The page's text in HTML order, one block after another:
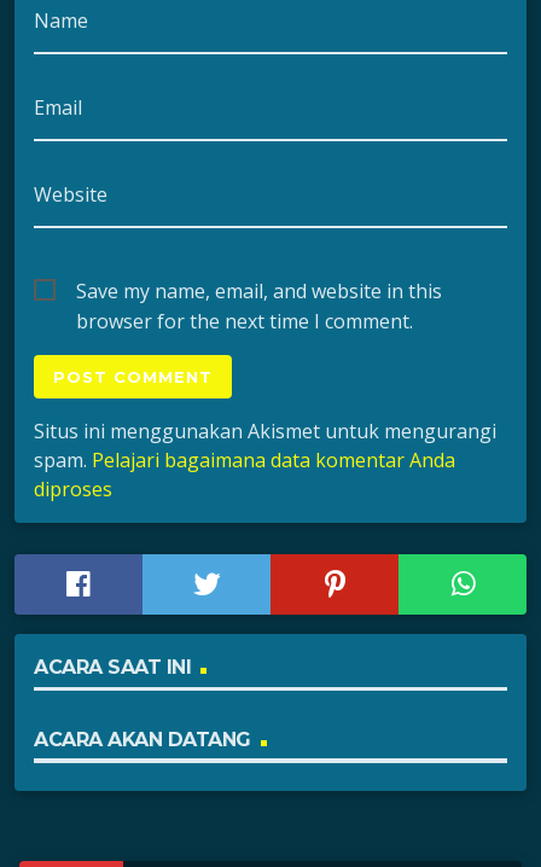
Name
Email
Website
Save my name, email, and website in this
browser for the next time I comment.
Situs ini menggunakan Akismet untuk mengurangi
spam. Pelajari bagaimana data komentar Anda
diproses
ACARA SAAT INI
ACARA AKAN DATANG